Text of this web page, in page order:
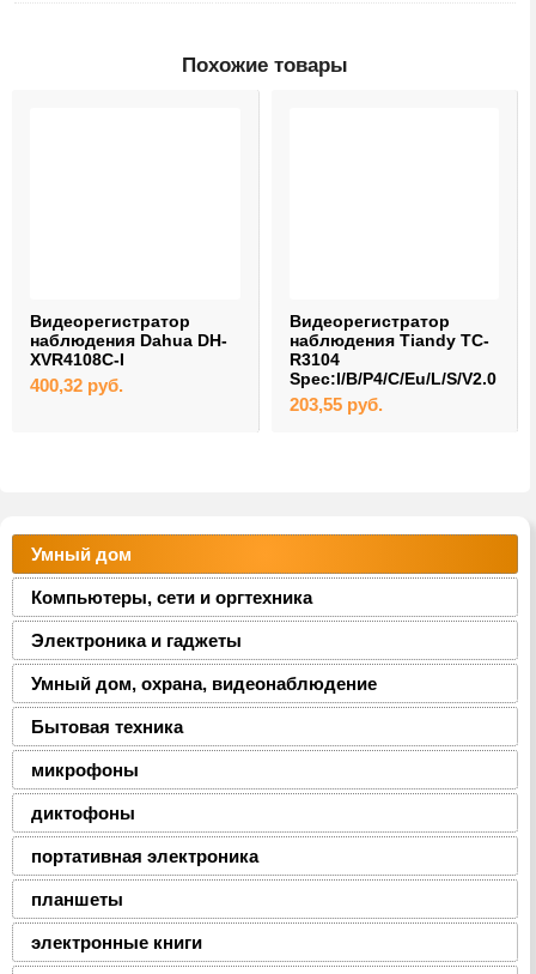
Похожие товары
Видеорегистратор
наблюдения Dahua DH-
XVR4108C-I
400,32 руб.
Видеорегистратор
наблюдения Tiandy TC-
R3104
Spec:I/B/P4/C/Eu/L/S/V2.0
203,55 руб.
Умный дом
Компьютеры, сети и оргтехника
Электроника и гаджеты
Умный дом, охрана, видеонаблюдение
Бытовая техника
микрофоны
диктофоны
портативная электроника
планшеты
электронные книги